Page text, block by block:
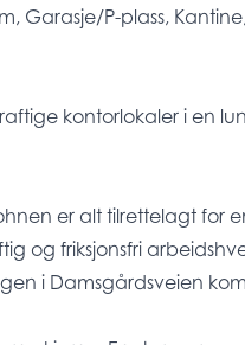
Garasje/P-plass,
kontorlokaler i en lun
er alt tilrettelagt for
og friksjonsfri
i Damsgårdsveien